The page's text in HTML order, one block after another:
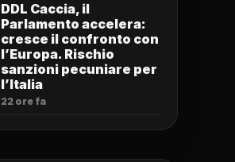
DDL Caccia, il
Parlamento accelera:
cresce il confronto con
l’Europa. Rischio
sanzioni pecuniare per
l’Italia
22 ore fa